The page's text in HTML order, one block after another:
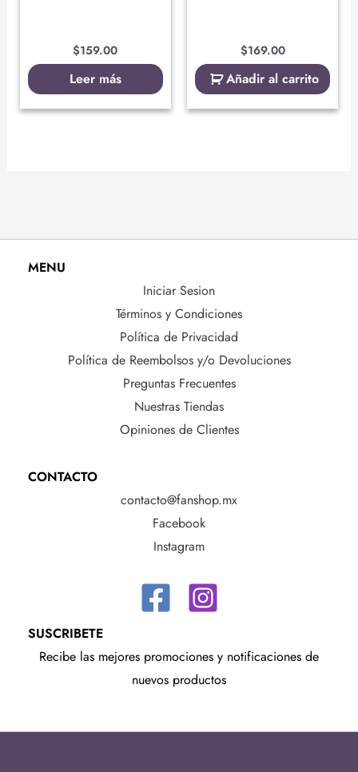
$159.00
Leer más
$169.00
Añadir al carrito
MENU
Iniciar Sesion
Términos y Condiciones
Política de Privacidad
Política de Reembolsos y/o Devoluciones
Preguntas Frecuentes
Nuestras Tiendas
Opiniones de Clientes
CONTACTO
contacto@fanshop.mx
Facebook
Instagram
SUSCRIBETE
Recibe las mejores promociones y notificaciones de
nuevos productos